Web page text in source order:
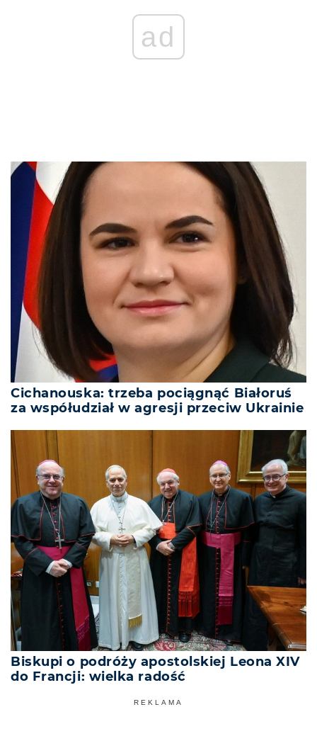
ad
Cichanouska: trzeba pociągnąć Białoruś
za współudział w agresji przeciw Ukrainie
Biskupi o podróży apostolskiej Leona XIV
do Francji: wielka radość
REKLAMA